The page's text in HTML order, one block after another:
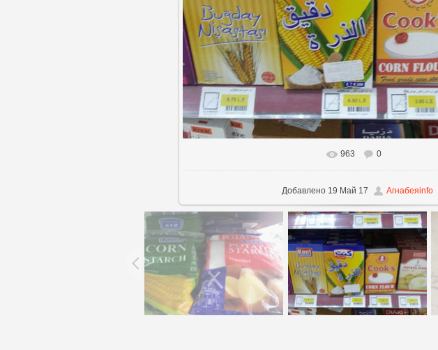
В реальном размере 960x720
963 0
Добавлено19 Май 17 Агнабеяinfo